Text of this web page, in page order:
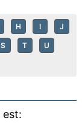
H I J
S T U
est: